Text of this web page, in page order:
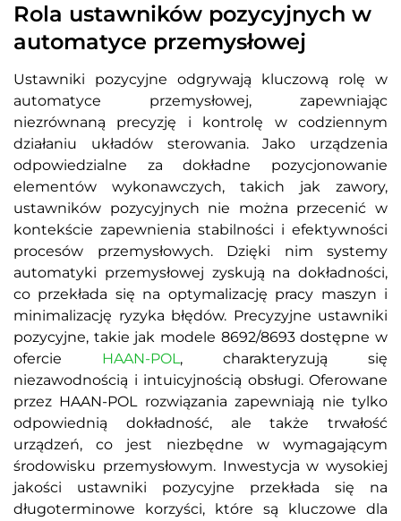
Rola ustawników pozycyjnych w
automatyce przemysłowej
Ustawniki pozycyjne odgrywają kluczową rolę w
automatyce przemysłowej, zapewniając
niezrównaną precyzję i kontrolę w codziennym
działaniu układów sterowania. Jako urządzenia
odpowiedzialne za dokładne pozycjonowanie
elementów wykonawczych, takich jak zawory,
ustawników pozycyjnych nie można przecenić w
kontekście zapewnienia stabilności i efektywności
procesów przemysłowych. Dzięki nim systemy
automatyki przemysłowej zyskują na dokładności,
co przekłada się na optymalizację pracy maszyn i
minimalizację ryzyka błędów. Precyzyjne ustawniki
pozycyjne, takie jak modele 8692/8693 dostępne w
ofercie HAAN-POL, charakteryzują się
niezawodnością i intuicyjnością obsługi. Oferowane
przez HAAN-POL rozwiązania zapewniają nie tylko
odpowiednią dokładność, ale także trwałość
urządzeń, co jest niezbędne w wymagającym
środowisku przemysłowym. Inwestycja w wysokiej
jakości ustawniki pozycyjne przekłada się na
długoterminowe korzyści, które są kluczowe dla